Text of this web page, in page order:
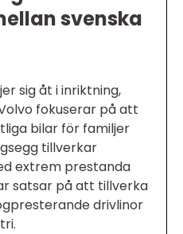
svenska
sig åt i inriktning,
fokuserar på att
bilar för familjer
tillverkar
extrem prestanda
satsar på att tillverka
drivlinor